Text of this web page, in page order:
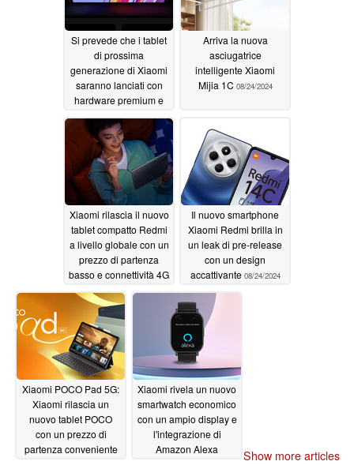
Si prevede che i tablet
di prossima
generazione di Xiaomi
saranno lanciati con
hardware premium e
doppia porta USB-C
08/26/2024
Arriva la nuova
asciugatrice
intelligente Xiaomi
Mijia 1C 08/24/2024
Xiaomi rilascia il nuovo
tablet compatto Redmi
a livello globale con un
prezzo di partenza
basso e connettività 4G
opzionale 08/24/2024
Il nuovo smartphone
Xiaomi Redmi brilla in
un leak di pre-release
con un design
accattivante 08/24/2024
Xiaomi POCO Pad 5G:
Xiaomi rilascia un
nuovo tablet POCO
con un prezzo di
partenza conveniente
Xiaomi rivela un nuovo
smartwatch economico
con un ampio display e
l'integrazione di
Amazon Alexa
Show more articles